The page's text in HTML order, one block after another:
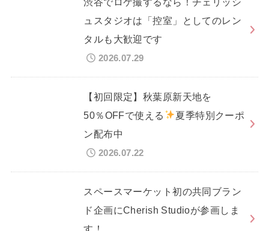
ュスタジオは「控室」としてのレン
タルも大歓迎です
2026.07.29
【初回限定】秋葉原新天地を
50％OFFで使える
夏季特別クーポ
ン配布中
2026.07.22
スペースマーケット初の共同ブラン
ド企画にCherish Studioが参画しま
す！